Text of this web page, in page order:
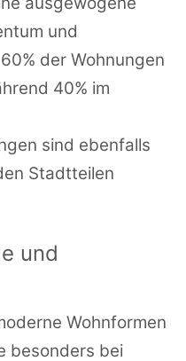
und
der Wohnungen
40% im
sind ebenfalls
Stadtteilen
und
Wohnformen
besonders bei